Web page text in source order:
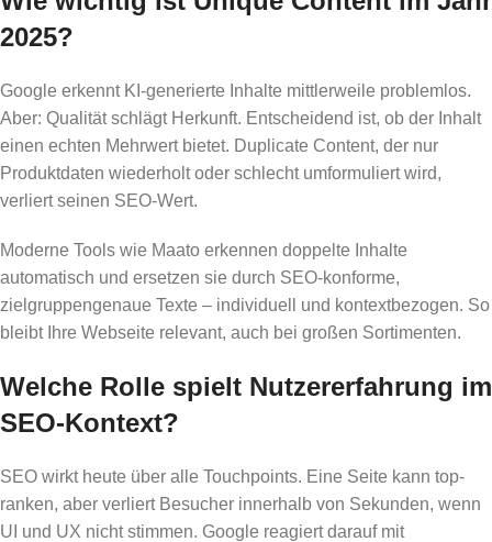
2025?
Google erkennt KI-generierte Inhalte mittlerweile problemlos.
Aber: Qualität schlägt Herkunft. Entscheidend ist, ob der Inhalt
einen echten Mehrwert bietet. Duplicate Content, der nur
Produktdaten wiederholt oder schlecht umformuliert wird,
verliert seinen SEO-Wert.
Moderne Tools wie Maato erkennen doppelte Inhalte
automatisch und ersetzen sie durch SEO-konforme,
zielgruppengenaue Texte – individuell und kontextbezogen. So
bleibt Ihre Webseite relevant, auch bei großen Sortimenten.
Welche Rolle spielt Nutzererfahrung im
SEO-Kontext?
SEO wirkt heute über alle Touchpoints. Eine Seite kann top-
ranken, aber verliert Besucher innerhalb von Sekunden, wenn
UI und UX nicht stimmen. Google reagiert darauf mit